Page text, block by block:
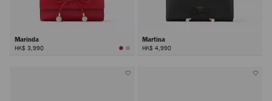
Marinda
HK$ 3,990
Martina
HK$ 4,990